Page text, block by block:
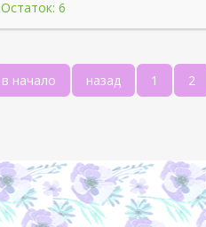
Остаток: 6
в начало назад 1 2